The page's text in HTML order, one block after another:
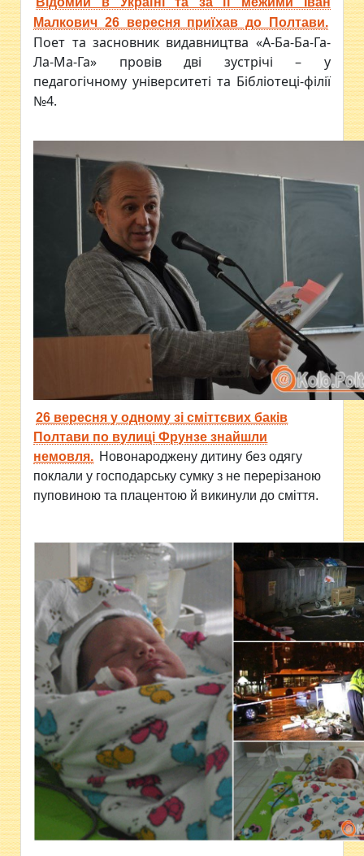
Малкович 26 вересня приїхав до Полтави.
Поет та засновник видавництва «А-Ба-Ба-Га-
Ла-Ма-Га» провів дві зустрічі – у
педагогічному університеті та Бібліотеці-філії
№4.
26 вересня у одному зі сміттєвих баків
Полтави по вулиці Фрунзе знайшли
немовля. Новонароджену дитину без одягу
поклали у господарську сумку з не перерізаною
пуповиною та плацентою й викинули до сміття.